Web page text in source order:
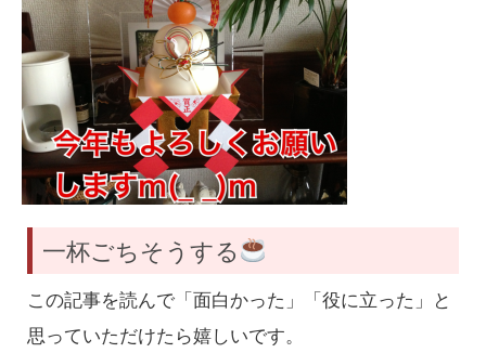
一杯ごちそうする
この記事を読んで「面白かった」「役に立った」と
思っていただけたら嬉しいです。